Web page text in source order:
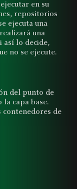
en su
repositorios
ejecuta una
una
así lo decide,
no se ejecute.
del punto de
capa base.
contenedores de